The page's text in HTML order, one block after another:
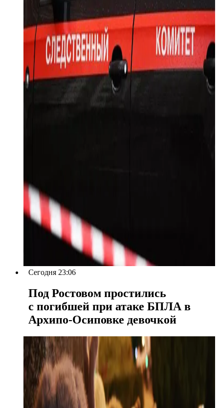
Сегодня 23:06
Под Ростовом простились
с погибшей при атаке БПЛА в
Архипо-Осиповке девочкой